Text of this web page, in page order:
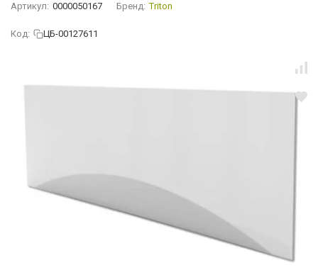
Артикул: 0000050167 Бренд: Triton
Код: ЦБ-00127611